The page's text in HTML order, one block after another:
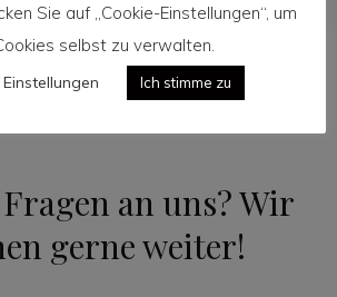
an uns? Wir
gerne weiter!
Sie auf „Cookie-Einstellungen“, um
selbst zu verwalten.
Ich stimme zu